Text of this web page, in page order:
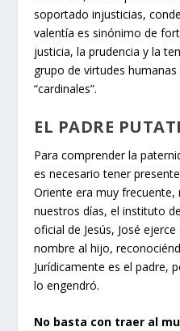
soportado injusticias,
valentía es sinónimo de
justicia, la prudencia y la
grupo de virtudes
“cardinales”.
EL PADRE
Para comprender la
es necesario tener
Oriente era muy frecuente,
nuestros días, el instituto
oficial de Jesús, José
nombre al hijo,
Jurídicamente es el padre,
lo engendró.
No basta con traer al